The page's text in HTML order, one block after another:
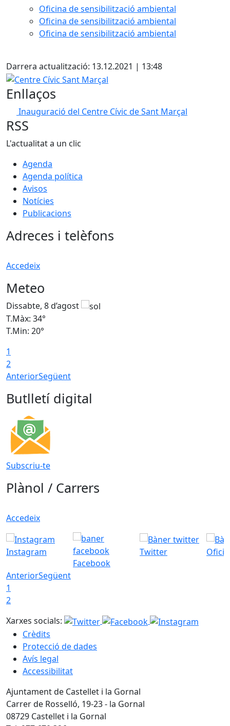
Oficina de sensibilització ambiental
Oficina de sensibilització ambiental
Oficina de sensibilització ambiental
Darrera actualització: 13.12.2021 | 13:48
Centre Cívic Sant Marçal
Enllaços
Inauguració del Centre Cívic de Sant Marçal
RSS
L'actualitat a un clic
Agenda
Agenda política
Avisos
Notícies
Publicacions
Adreces i telèfons
Accedeix
Meteo
Dissabte, 8 d’agost
T.Màx: 34°
T.Min: 20°
1
2
AnteriorSegüent
Butlletí digital
Subscriu-te
Plànol / Carrers
Accedeix
Instagram
Facebook
Twitter
AnteriorSegüent
1
2
Xarxes socials:
Crèdits
Protecció de dades
Avís legal
Accessibilitat
Ajuntament de Castellet i la Gornal
Carrer de Rosselló, 19-23 - la Gornal
08729 Castellet i la Gornal